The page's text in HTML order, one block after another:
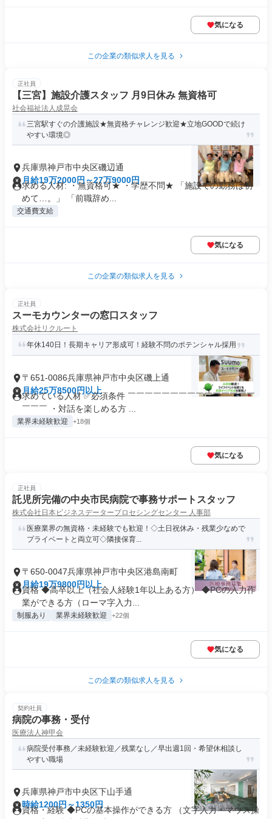
気になる
この企業の類似求人を見る
正社員
【三宮】施設介護スタッフ 月9日休み 無資格可
社会福祉法人成晃会
三宮駅すぐの介護施設★無資格チャレンジ歓迎★立地GOODで続け
やすい環境◎
兵庫県神戸市中央区磯辺通
月給19万2000円～27万9000円
求める人材: ・無資格可★ ・学歴不問★ 「施設での勤務は初
めて…。」 「前職辞め...
交通費支給
気になる
この企業の類似求人を見る
正社員
スーモカウンターの窓口スタッフ
株式会社リクルート
年休140日！長期キャリア形成可！経験不問のポテンシャル採用
〒651-0086兵庫県神戸市中央区磯上通
月給25万8500円以上
求めている人材 ✅必須条件 ￣￣￣￣￣￣￣￣￣￣￣￣￣￣￣
￣￣￣ ・対話を楽しめる方 ...
業界未経験歓迎 +18個
気になる
正社員
託児所完備の中央市民病院で事務サポートスタッフ
株式会社日本ビジネスデータープロセシングセンター 人事部
医療業界の無資格・未経験でも歓迎！◇土日祝休み・残業少なめで
プライベートと両立可◇隣接保育...
〒650-0047兵庫県神戸市中央区港島南町
月給19万9800円以上
資格 ◆高卒以上（社会人経験1年以上ある方） ◆PCの入力作
業ができる方（ローマ字入力...
制服あり 業界未経験歓迎 +22個
気になる
この企業の類似求人を見る
契約社員
病院の事務・受付
医療法人神甲会
病院受付事務／未経験歓迎／残業なし／早出週1回・希望休相談し
やすい職場
兵庫県神戸市中央区下山手通
時給1200円～1350円
資格・経験 ◆PCの基本操作ができる方 （文字入力・マウス操